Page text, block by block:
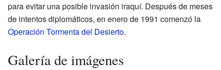
para evitar una posible invasión iraquí. Después de meses
de intentos diplomáticos, en enero de 1991 comenzó la
Operación Tormenta del Desierto.
Galería de imágenes